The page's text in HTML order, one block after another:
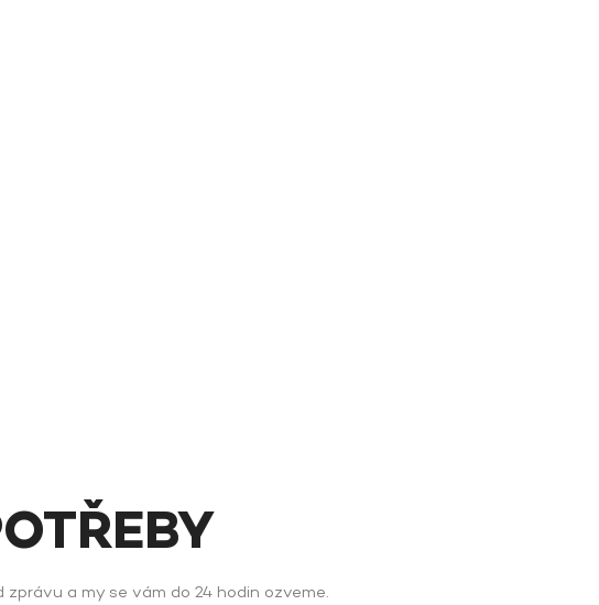
a my se vám do 24 hodin ozveme.